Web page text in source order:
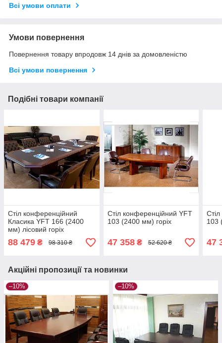
Всі умови оплати
Умови повернення
Повернення товару впродовж 14 днів за домовленістю
Всі умови повернення
Подібні товари компанії
Стіл конференційний
Класика YFT 166 (2400
мм) лісовий горіх
88 479 ₴ 98 310 ₴
Стіл конференційний YFT
103 (2400 мм) горіх
47 358₴ 52 620 ₴
103
47
Акційні пропозиції та новинки
–10% –10%